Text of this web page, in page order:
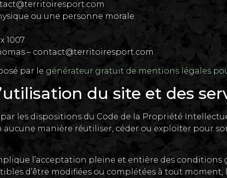
ou une personne morale.
1007
– contact@territoiresport.com
par le générateur gratuit de mentions légales
du site et des
les dispositions du Code de la Propriété
aucune manière réutiliser, céder ou exploiter pour
l’acceptation pleine et entière des conditions
d’être modifiées ou complétées à tout moment,